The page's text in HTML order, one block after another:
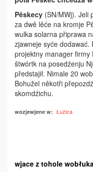
Pěskecy (SN/MWj). Jeli
za dwě lěće na kromje
wulka solarna připrawa
zjawneje syće dodawać.
projektny manager
štwórtk na posedźenju
předstajił. Nimale 20
Bohužel někotři
skomdźichu.
wozjewjene w: Łužica
wjace z tohole